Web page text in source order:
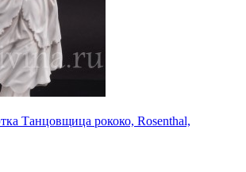
Танцовщица рококо, Rosenthal,